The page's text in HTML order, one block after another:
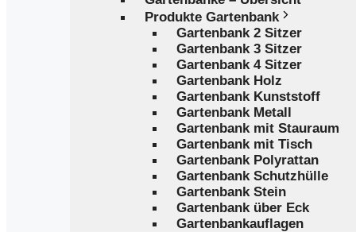
Produkte Gartenbank
Gartenbank 2 Sitzer
Gartenbank 3 Sitzer
Gartenbank 4 Sitzer
Gartenbank Holz
Gartenbank Kunststoff
Gartenbank Metall
Gartenbank mit Stauraum
Gartenbank mit Tisch
Gartenbank Polyrattan
Gartenbank Schutzhülle
Gartenbank Stein
Gartenbank über Eck
Gartenbankauflagen